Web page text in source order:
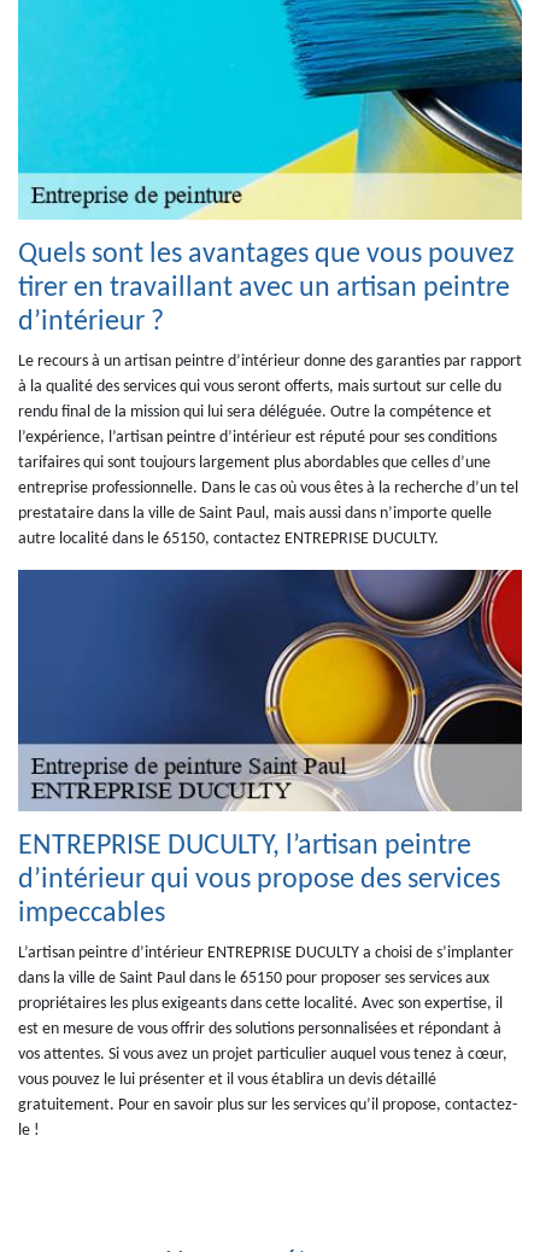
Quels sont les avantages que vous pouvez
tirer en travaillant avec un artisan peintre
d’intérieur ?
Le recours à un artisan peintre d’intérieur donne des garanties par rapport
à la qualité des services qui vous seront offerts, mais surtout sur celle du
rendu final de la mission qui lui sera déléguée. Outre la compétence et
l’expérience, l’artisan peintre d’intérieur est réputé pour ses conditions
tarifaires qui sont toujours largement plus abordables que celles d’une
entreprise professionnelle. Dans le cas où vous êtes à la recherche d’un tel
prestataire dans la ville de Saint Paul, mais aussi dans n’importe quelle
autre localité dans le 65150, contactez ENTREPRISE DUCULTY.
ENTREPRISE DUCULTY, l’artisan peintre
d’intérieur qui vous propose des services
impeccables
L’artisan peintre d’intérieur ENTREPRISE DUCULTY a choisi de s’implanter
dans la ville de Saint Paul dans le 65150 pour proposer ses services aux
propriétaires les plus exigeants dans cette localité. Avec son expertise, il
est en mesure de vous offrir des solutions personnalisées et répondant à
vos attentes. Si vous avez un projet particulier auquel vous tenez à cœur,
vous pouvez le lui présenter et il vous établira un devis détaillé
gratuitement. Pour en savoir plus sur les services qu’il propose, contactez-
le !